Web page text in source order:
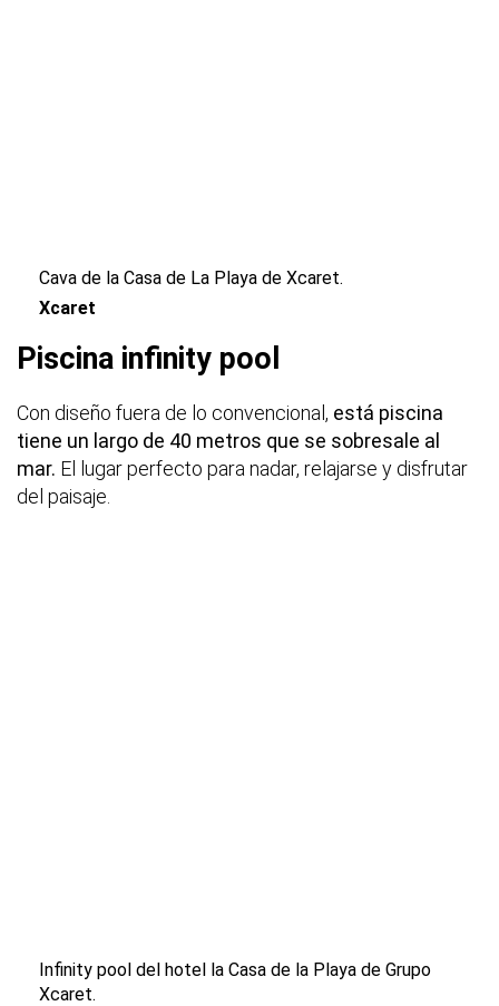
Cava de la Casa de La Playa de Xcaret.
Xcaret
Piscina infinity pool
Con diseño fuera de lo convencional, está piscina
tiene un largo de 40 metros que se sobresale al
mar. El lugar perfecto para nadar, relajarse y disfrutar
del paisaje.
Infinity pool del hotel la Casa de la Playa de Grupo
Xcaret.